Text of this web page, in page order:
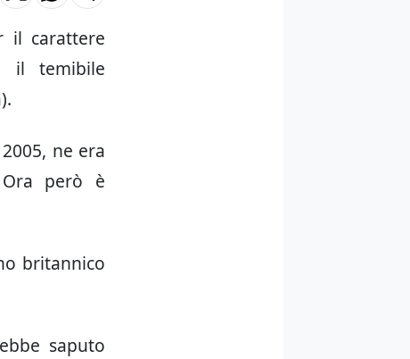
il carattere
il temibile
ne era
però è
britannico
saputo